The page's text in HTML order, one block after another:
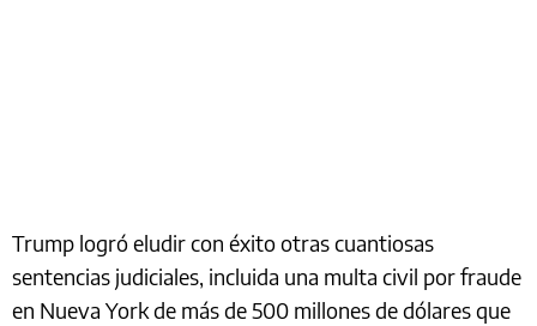
Trump logró eludir con éxito otras cuantiosas
sentencias judiciales, incluida una multa civil por fraude
en Nueva York de más de 500 millones de dólares que